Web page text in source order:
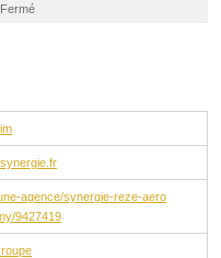
Fermé
agence/synergie-reze-aero
9427419